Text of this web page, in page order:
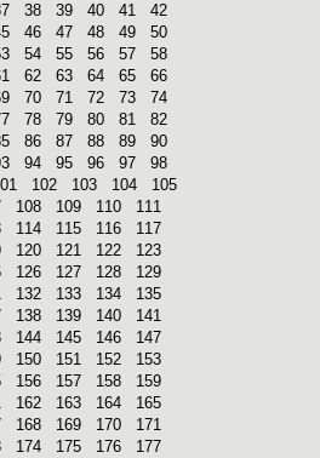
38 39 40 41
42
46 47 48 49
50
54 55 56 57
58
62 63 64 65
66
70 71 72 73
74
78 79 80 81
82
86 87 88 89
90
94 95 96 97
98
102 103 104
105
108 109 110
111
114 115 116
117
120 121 122
123
126 127 128
129
132 133 134
135
138 139 140
141
144 145 146
147
150 151 152
153
156 157 158
159
162 163 164
165
168 169 170
171
174 175 176
177